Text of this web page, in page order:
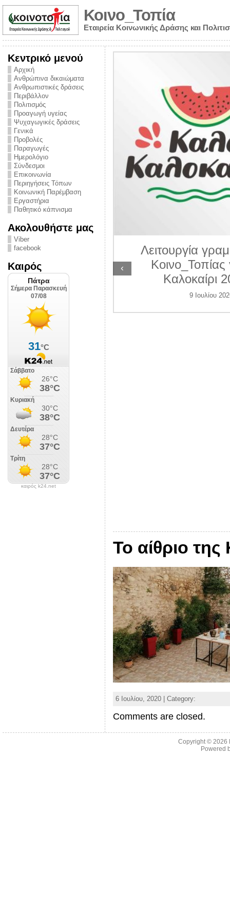
Κοινο_Τοπία
Εταιρεία Κοινωνικής Δράσης και
Κεντρικό μενού
Αρχική
Ανθρώπινα δικαιώματα
Ανθρωπιστικές δράσεις
Περιβάλλον
Πολιτισμός
Προαγωγή υγείας
Ψυχαγωγικές δράσεις
Γενικά
Προβολές
Παραγωγές
Ημερολόγιο
Σύνδεσμοι
Επικοινωνία
Περιηγήσεις Τόπων
Κοινωνική Παρέμβαση
Εργαστήρια
Παθητικό κάπνισμα
Ακολουθήστε μας
Viber
facebook
Καιρός
καιρός k24.net
από την
την ημέρα
και
στο
2026
Λειτουργία
Κοινο_Τοπίας
Καλοκαίρι
9 Ιουλίου
‹
Το αίθριο
6 Ιουλίου, 2020 | Category:
Comments are closed.
Copyright © 2026
Powered